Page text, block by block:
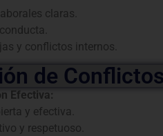
claras.
y conflictos internos.
de
Efectiva:
y efectiva.
y respetuoso.